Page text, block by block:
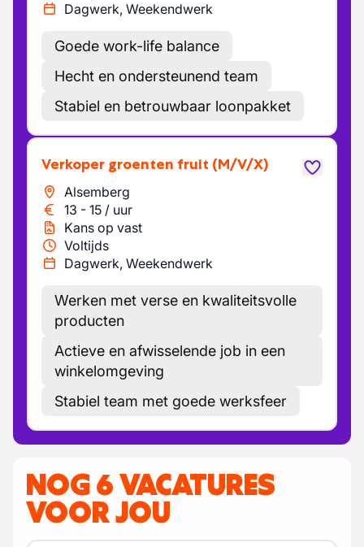
Dagwerk, Weekendwerk
Goede work-life balance
Hecht en ondersteunend team
Stabiel en betrouwbaar loonpakket
Verkoper groenten fruit (M/V/X)
Alsemberg
13 - 15 / uur
Kans op vast
Voltijds
Dagwerk, Weekendwerk
Werken met verse en kwaliteitsvolle
producten
Actieve en afwisselende job in een
winkelomgeving
Stabiel team met goede werksfeer
NOG 6 VACATURES
VOOR JOU